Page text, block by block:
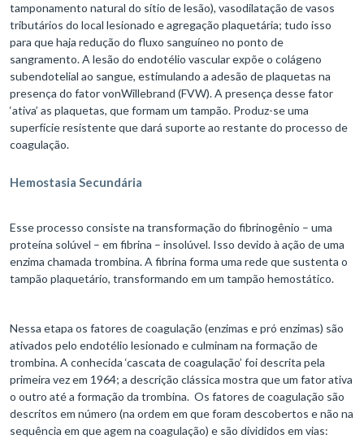
tamponamento natural do sítio de lesão), vasodilatação de vasos
tributários do local lesionado e agregação plaquetária; tudo isso
para que haja redução do fluxo sanguíneo no ponto de
sangramento. A lesão do endotélio vascular expõe o colágeno
subendotelial ao sangue, estimulando a adesão de plaquetas na
presença do fator vonWillebrand (FVW). A presença desse fator
‘ativa’ as plaquetas, que formam um tampão. Produz-se uma
superfície resistente que dará suporte ao restante do processo de
coagulação.
Hemostasia Secundária
Esse processo consiste na transformação do fibrinogênio – uma
proteína solúvel – em fibrina – insolúvel. Isso devido à ação de uma
enzima chamada trombina. A fibrina forma uma rede que sustenta o
tampão plaquetário, transformando em um tampão hemostático.
Nessa etapa os fatores de coagulação (enzimas e pró enzimas) são
ativados pelo endotélio lesionado e culminam na formação de
trombina. A conhecida ‘cascata de coagulação’ foi descrita pela
primeira vez em 1964; a descrição clássica mostra que um fator ativa
o outro até a formação da trombina. Os fatores de coagulação são
descritos em número (na ordem em que foram descobertos e não na
sequência em que agem na coagulação) e são divididos em vias: